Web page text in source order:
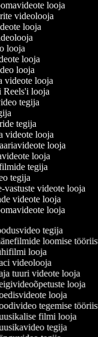
looja
videolooja
looja
looja
looja
looja
videote looja
Reels'i looja
tegija
tegija
videote looja
looja
looja
tegija
tegija
vastuste videote looja
videote looja
looja
tegija
loomise tööriist
looja
videolooja
tuuri videote looja
looja
looja
tegemise tööriist
filmi looja
tegija